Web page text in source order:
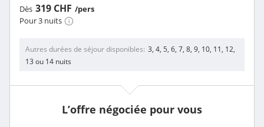
Dès 319 CHF /pers
Pour 3 nuits
Autres durées de séjour disponibles 3, 4, 5, 6, 7, 8, 9, 10, 11, 12,
13 ou 14 nuits
L’offre négociée pour vous